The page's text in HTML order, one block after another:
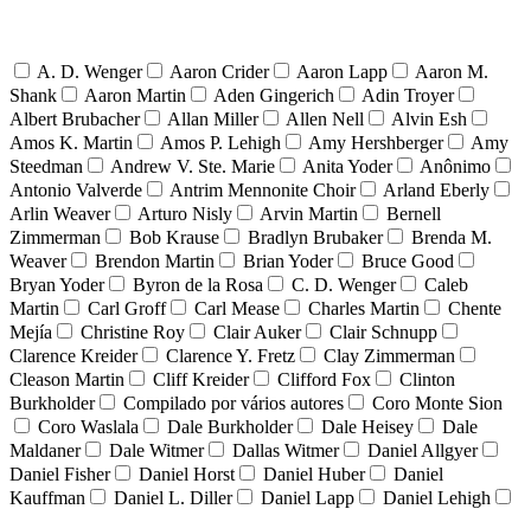
A. D. Wenger Aaron Crider Aaron Lapp
Aaron M.
Shank
Aaron Martin Aden Gingerich
Adin Troyer
Albert Brubacher
Allan Miller Allen Nell
Alvin Esh
Amos K. Martin
Amos P. Lehigh Amy Hershberger
Amy
Steedman
Andrew V. Ste. Marie Anita Yoder
Anônimo
Antonio Valverde
Antrim Mennonite Choir
Arland Eberly
Arlin Weaver
Arturo Nisly Arvin Martin
Bernell
Zimmerman
Bob Krause Bradlyn Brubaker
Brenda M.
Weaver
Brendon Martin Brian Yoder
Bruce Good
Bryan Yoder
Byron de la Rosa C. D. Wenger
Caleb
Martin
Carl Groff Carl Mease Charles Martin
Chente
Mejía
Christine Roy Clair Auker
Clair Schnupp
Clarence Kreider
Clarence Y. Fretz
Clay Zimmerman
Cleason Martin
Cliff Kreider Clifford Fox
Clinton
Burkholder
Compilado por vários autores
Coro Monte Sion
Coro Waslala
Dale Burkholder Dale Heisey
Dale
Maldaner
Dale Witmer Dallas Witmer
Daniel Allgyer
Daniel Fisher
Daniel Horst Daniel Huber
Daniel
Kauffman
Daniel L. Diller Daniel Lapp
Daniel Lehigh